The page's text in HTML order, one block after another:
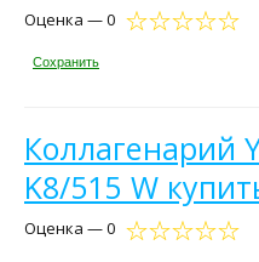
Оценка — 0
Сохранить
Коллагенарий
K8/515 W
Оценка — 0